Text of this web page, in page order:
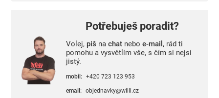
Potřebuješ poradit?
Volej, piš na chatnebo e-mail , rád ti
pomohu a vysvětlím vše, s čím si nejsi
jistý.
mobil: +420 723 123 953
email: objednavky@willi.cz